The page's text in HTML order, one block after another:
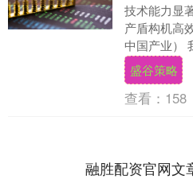
技术能力显
产盾构机高
中国产业）
竖井掘进机“
高空....
盛谷策略
查看： 158
融胜配资官网文